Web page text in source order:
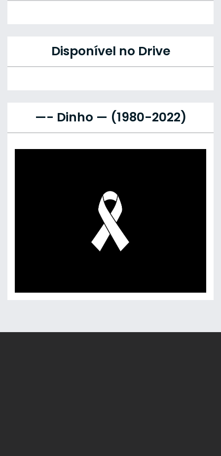
Disponível no Drive
—- Dinho — (1980-2022)